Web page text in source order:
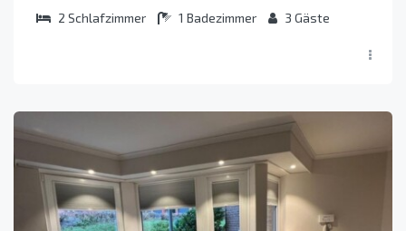
2 Schlafzimmer 1 Badezimmer 3 Gäste